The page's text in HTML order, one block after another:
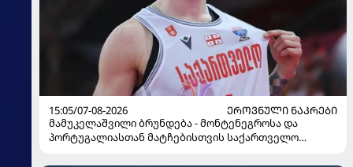
15:05/07-08-2026
ᲔᲠᲝᲕᲜᲣᲚᲘ ᲜᲐᲙᲠᲔᲑᲘ
მამუკელაშვილი ბრუნდება - მონტენეგროსა და
პორტუგალიასთან მატჩებისთვის საქართველო